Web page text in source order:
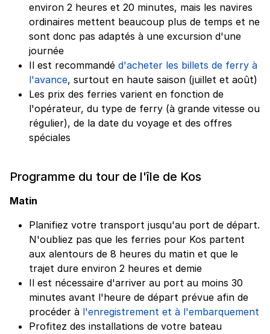
environ 2 heures et 20 minutes, mais les navires
ordinaires mettent beaucoup plus de temps et ne
sont donc pas adaptés à une excursion d'une
journée
Il est recommandé d'acheter les billets de ferry à
l'avance, surtout en haute saison (juillet et août)
Les prix des ferries varient en fonction de
l'opérateur, du type de ferry (à grande vitesse ou
régulier), de la date du voyage et des offres
spéciales
Programme du tour de l'île de Kos
Matin
Planifiez votre transport jusqu'au port de départ.
N'oubliez pas que les ferries pour Kos partent
aux alentours de 8 heures du matin et que le
trajet dure environ 2 heures et demie
Il est nécessaire d'arriver au port au moins 30
minutes avant l'heure de départ prévue afin de
procéder à l'enregistrement et à l'embarquement
Profitez des installations de votre bateau